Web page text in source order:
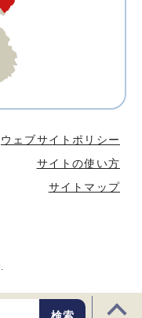
ウェブサイトポリシー
サイトの使い方
サイトマップ